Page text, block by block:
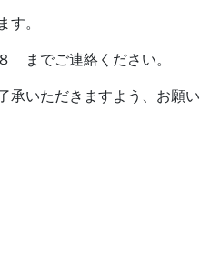
。
までご連絡ください。
いただきますよう、お願い